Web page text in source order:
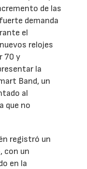
de las
demanda
el
relojes
70 y
la
Band, un
al
que no
registró un
con un
en la